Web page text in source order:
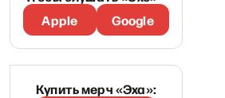
Apple
Google
Купить мерч «Эха»: